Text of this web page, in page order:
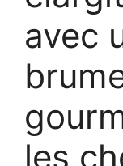
avec
les